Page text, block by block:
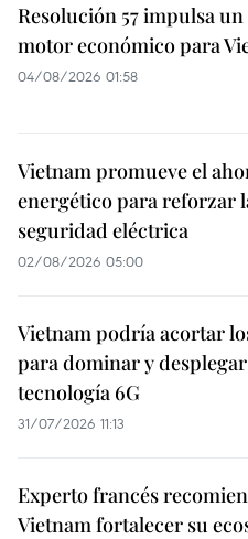
Resolución 57 impulsa
motor económico para
04/08/2026 01:58
Vietnam promueve el
energético para reforzar
seguridad eléctrica
02/08/2026 05:00
Vietnam podría acortar
para dominar y
tecnología 6G
31/07/2026 11:13
Experto francés
Vietnam fortalecer su